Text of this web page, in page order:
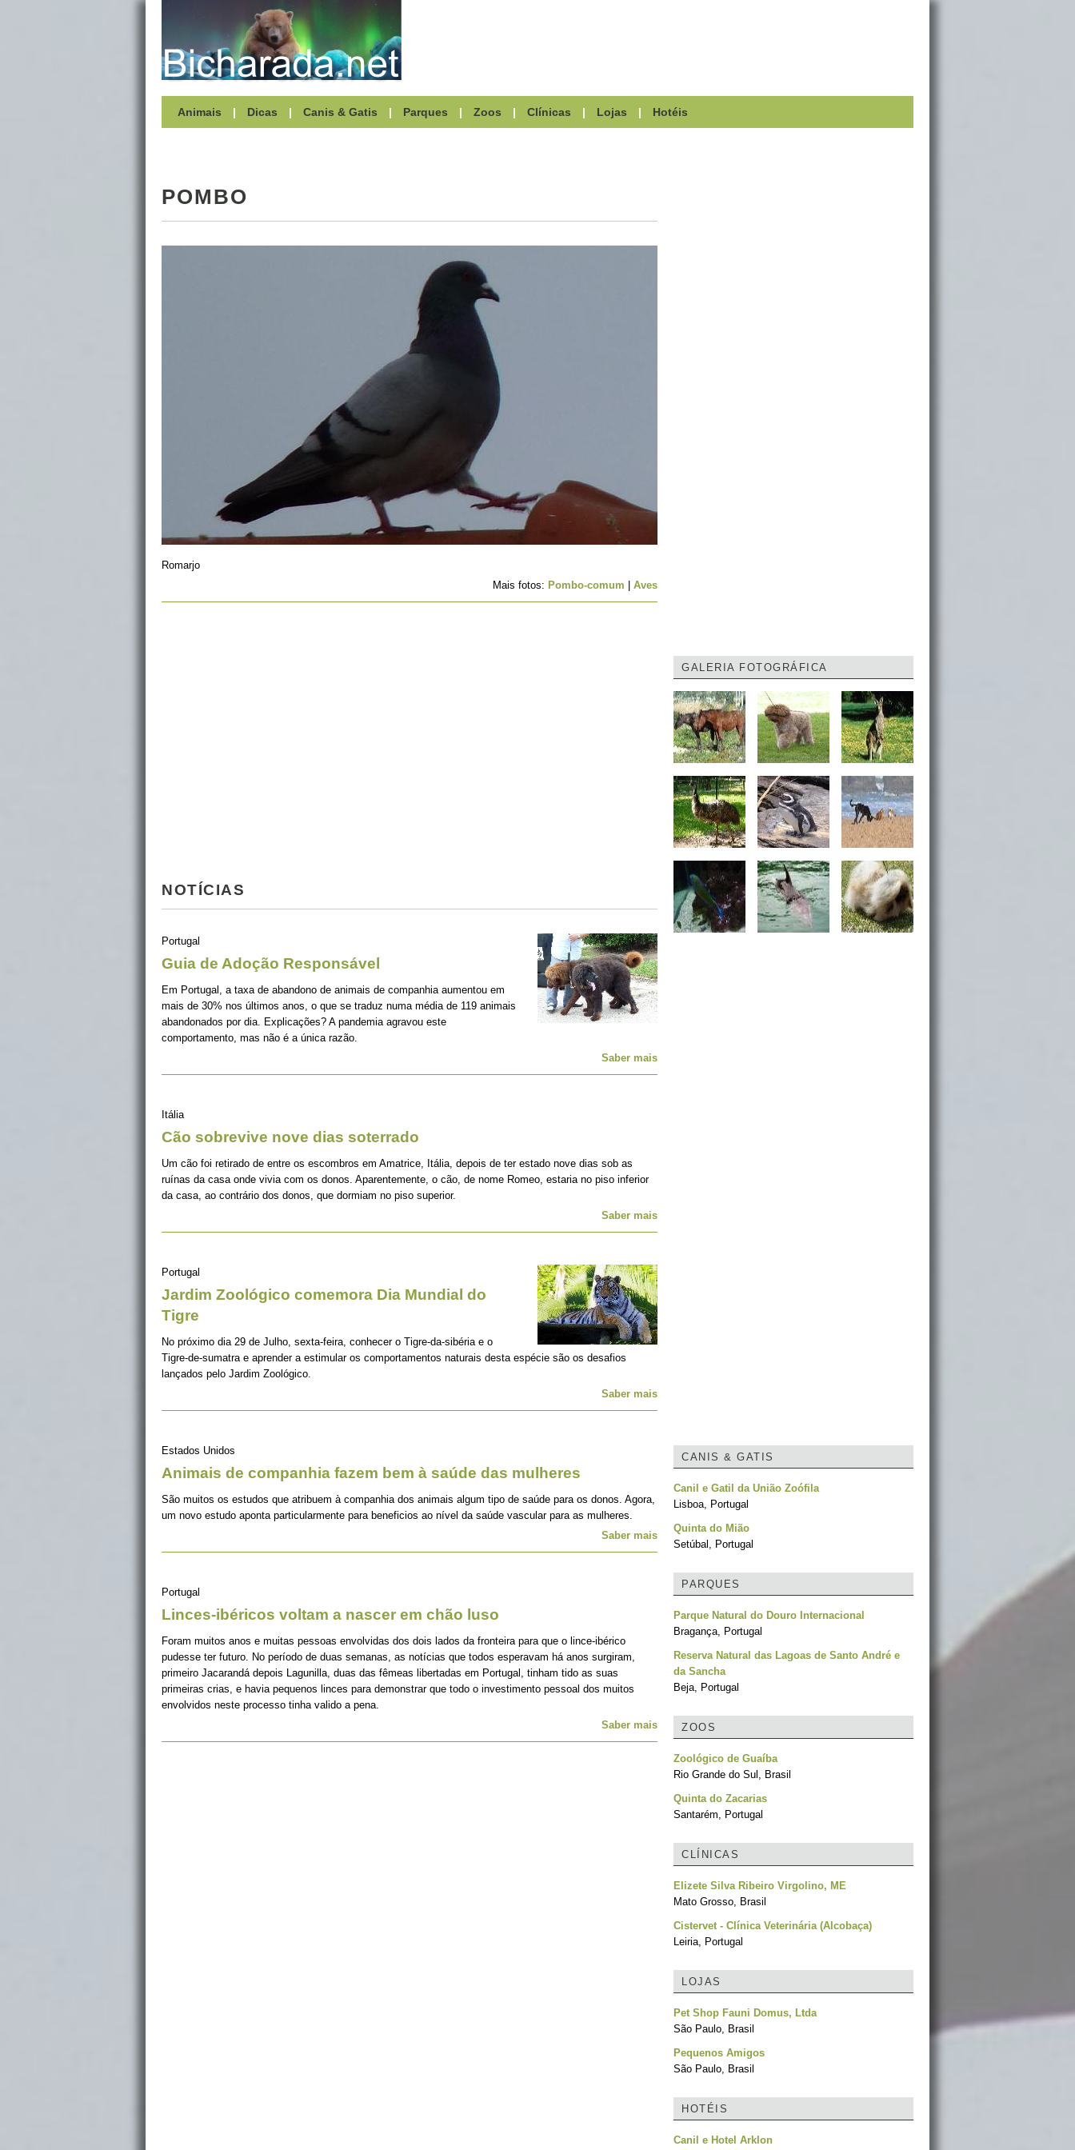
Animais | Dicas | Canis & Gatis | Parques | Zoos | Clínicas | Lojas | Hotéis
POMBO
Romarjo
Mais fotos: Pombo-comum Aves
NOTÍCIAS
Portugal
Guia de Adoção Responsável
Em Portugal, a taxa de abandono de animais de companhia aumentou em
mais de 30% nos últimos anos, o que se traduz numa média de 119 animais
abandonados por dia. Explicações? A pandemia agravou este
comportamento, mas não é a única razão.
Saber mais
Itália
Cão sobrevive nove dias soterrado
Um cão foi retirado de entre os escombros em Amatrice, Itália, depois de ter estado nove dias sob as
ruínas da casa onde vivia com os donos. Aparentemente, o cão, de nome Romeo, estaria no piso inferior
da casa, ao contrário dos donos, que dormiam no piso superior.
Saber mais
Portugal
Jardim Zoológico comemora Dia Mundial do
Tigre
No próximo dia 29 de Julho, sexta-feira, conhecer o Tigre-da-sibéria e o
Tigre-de-sumatra e aprender a estimular os comportamentos naturais desta espécie são os desafios
lançados pelo Jardim Zoológico.
Saber mais
Estados Unidos
Animais de companhia fazem bem à saúde das mulheres
São muitos os estudos que atribuem à companhia dos animais algum tipo de saúde para os donos. Agora,
um novo estudo aponta particularmente para beneficios ao nível da saúde vascular para as mulheres.
Saber mais
Portugal
Linces-ibéricos voltam a nascer em chão luso
Foram muitos anos e muitas pessoas envolvidas dos dois lados da fronteira para que o lince-ibérico
pudesse ter futuro. No período de duas semanas, as notícias que todos esperavam há anos surgiram,
primeiro Jacarandá depois Lagunilla, duas das fêmeas libertadas em Portugal, tinham tido as suas
primeiras crias, e havia pequenos linces para demonstrar que todo o investimento pessoal dos muitos
envolvidos neste processo tinha valido a pena.
Saber mais
GALERIA FOTOGRÁFICA
CANIS & GATIS
Canil e Gatil da União Zoófila
Lisboa, Portugal
Quinta do Mião
Setúbal, Portugal
PARQUES
Parque Natural do Douro Internacional
Bragança, Portugal
Reserva Natural das Lagoas de Santo André e
da Sancha
Beja, Portugal
ZOOS
Zoológico de Guaíba
Rio Grande do Sul, Brasil
Quinta do Zacarias
Santarém, Portugal
CLÍNICAS
Elizete Silva Ribeiro Virgolino, ME
Mato Grosso, Brasil
Cistervet - Clínica Veterinária (Alcobaça)
Leiria, Portugal
LOJAS
Pet Shop Fauni Domus, Ltda
São Paulo, Brasil
Pequenos Amigos
São Paulo, Brasil
HOTÉIS
Canil e Hotel Arklon